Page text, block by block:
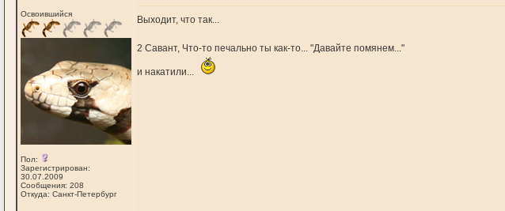
Освоившийся
Пол:
Зарегистрирован:
30.07.2009
Сообщения: 208
Откуда: Санкт-Петербург
Выходит, что так...
2 Савант, Что-то печально ты как-то... "Давайте помянем..."
и накатили...